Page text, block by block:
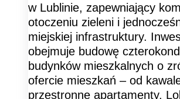
w Lublinie, zapewniający
otoczeniu zieleni i
miejskiej infrastruktury.
obejmuje budowę
budynków mieszkalnych o
ofercie mieszkań – od
przestronne apartamenty.